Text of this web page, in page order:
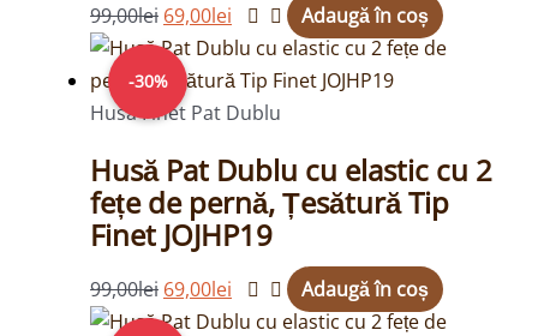
99,00lei 69,00lei Adaugă în coș
-30%
Husa Finet Pat Dublu
Husă Pat Dublu cu elastic cu 2
fețe de pernă, Țesătură Tip
Finet JOJHP19
99,00lei
Prețul
inițial
a
99,00lei.
69,00lei
Prețul
curent
este:
Adaugă în coș
Prețul Prețul